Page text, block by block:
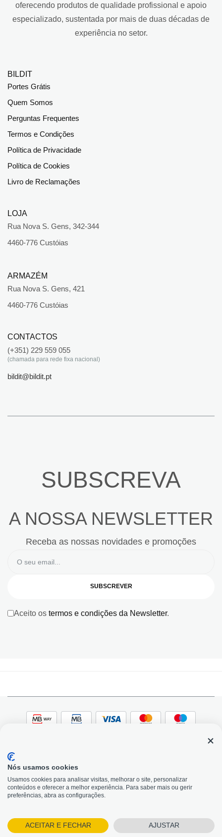
oferecendo produtos de qualidade profissional e apoio
especializado, sustentada por mais de duas décadas de
experiência no setor.
BILDIT
Portes Grátis
Quem Somos
Perguntas Frequentes
Termos e Condições
Política de Privacidade
Política de Cookies
Livro de Reclamações
LOJA
Rua Nova S. Gens, 342-344
4460-776 Custóias
ARMAZÉM
Rua Nova S. Gens, 421
4460-776 Custóias
CONTACTOS
(+351) 229 559 055
(chamada para rede fixa nacional)
bildit@bildit.pt
SUBSCREVA
A NOSSA NEWSLETTER
Receba as nossas novidades e promoções
SUBSCREVER
Aceito os termos e condições da Newsletter.
© 2026, Bildit. Todos os direitos reservados | Powered
by Toogas, with
Magento
Precisa de Ajuda?
Nós usamos cookies
Usamos cookies para analisar visitas, melhorar o site, personalizar
conteúdos e oferecer a melhor experiência. Para saber mais ou gerir
preferências, abra as configurações.
ACEITAR E FECHAR AJUSTAR